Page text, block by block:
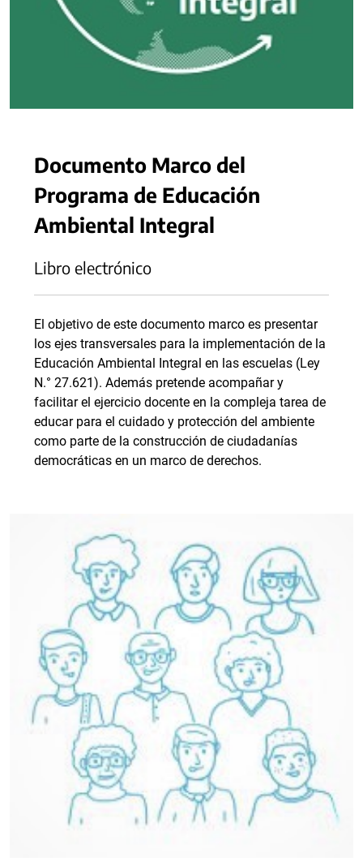
Documento Marco del
Programa de Educación
Ambiental Integral
Libro electrónico
El objetivo de este documento marco es presentar
los ejes transversales para la implementación de la
Educación Ambiental Integral en las escuelas (Ley
N.° 27.621). Además pretende acompañar y
facilitar el ejercicio docente en la compleja tarea de
educar para el cuidado y protección del ambiente
como parte de la construcción de ciudadanías
democráticas en un marco de derechos.